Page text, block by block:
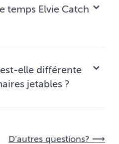
temps Elvie Catch
elle différente
jetables ?
D’autres questions? ⟶